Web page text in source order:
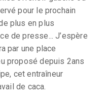
pour le prochain
plus en plus
de presse... J’espère
par une place
proposé depuis 2ans
cet entraîneur
de caca.